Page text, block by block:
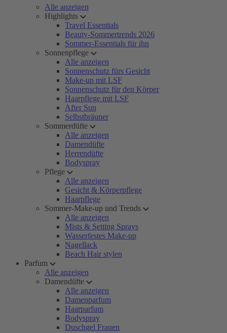
Alle anzeigen
Highlights
Travel Essentials
Beauty-Sommertrends 2026
Sommer-Essentials für ihn
Sonnenpflege
Alle anzeigen
Sonnenschutz fürs Gesicht
Make-up mit LSF
Sonnenschutz für den Körper
Haarpflege mit LSF
After Sun
Selbstbräuner
Sommerdüfte
Alle anzeigen
Damendüfte
Herrendüfte
Bodyspray
Pflege
Alle anzeigen
Gesicht & Körperpflege
Haarpflege
Sommer-Make-up und Trends
Alle anzeigen
Mists & Setting Sprays
Wasserfestes Make-up
Nagellack
Beach Hair stylen
Parfum
Alle anzeigen
Damendüfte
Alle anzeigen
Damenparfum
Haarparfum
Bodyspray
Duschgel Frauen